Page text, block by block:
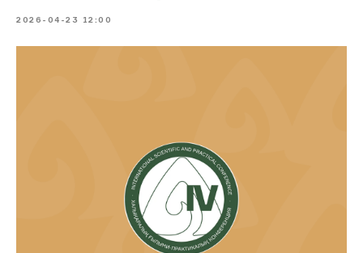
2026-04-23 12:00